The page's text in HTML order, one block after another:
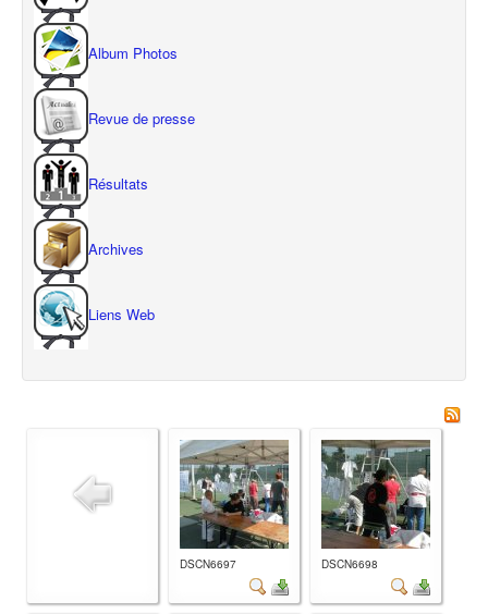
Album Photos
Revue de presse
Résultats
Archives
Liens Web
DSCN6697 DSCN6698